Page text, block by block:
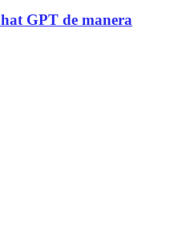
GPT de manera